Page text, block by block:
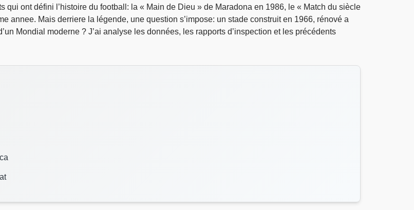
qui ont défini l’histoire du football: la « Main de Dieu » de Maradona en 1986, le « Match du siècle
annee. Mais derriere la légende, une question s’impose: un stade construit en 1966, rénové a
Mondial moderne ? J’ai analyse les données, les rapports d’inspection et les précédents